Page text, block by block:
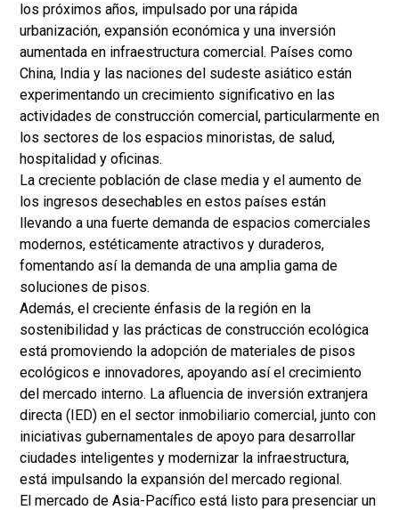
los próximos años, impulsado por una rápida
urbanización, expansión económica y una inversión
aumentada en infraestructura comercial. Países como
China, India y las naciones del sudeste asiático están
experimentando un crecimiento significativo en las
actividades de construcción comercial, particularmente en
los sectores de los espacios minoristas, de salud,
hospitalidad y oficinas.
La creciente población de clase media y el aumento de
los ingresos desechables en estos países están
llevando a una fuerte demanda de espacios comerciales
modernos, estéticamente atractivos y duraderos,
fomentando así la demanda de una amplia gama de
soluciones de pisos.
Además, el creciente énfasis de la región en la
sostenibilidad y las prácticas de construcción ecológica
está promoviendo la adopción de materiales de pisos
ecológicos e innovadores, apoyando así el crecimiento
del mercado interno. La afluencia de inversión extranjera
directa (IED) en el sector inmobiliario comercial, junto con
iniciativas gubernamentales de apoyo para desarrollar
ciudades inteligentes y modernizar la infraestructura,
está impulsando la expansión del mercado regional.
El mercado de Asia-Pacífico está listo para presenciar un